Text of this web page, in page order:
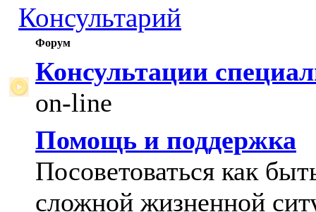
Консультарий
Форум
Консультации
on-line
Помощь и поддержка
Посоветоваться как
сложной жизненной